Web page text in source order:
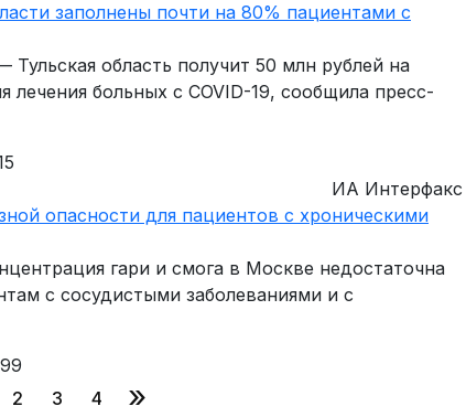
заполнены почти на 80% пациентами с
область получит 50 млн рублей на
лечения больных с COVID-19, сообщила пресс-
ИА Интерфакс
опасности для пациентов с хроническими
гари и смога в Москве недостаточна
с сосудистыми заболеваниями и с
2 3 4 »